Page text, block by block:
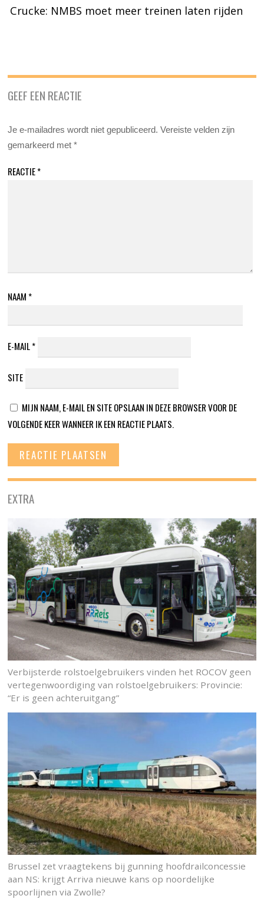
Crucke: NMBS moet meer treinen laten rijden
GEEF EEN REACTIE
Je e-mailadres wordt niet gepubliceerd. Vereiste velden zijn
gemarkeerd met*
REACTIE*
NAAM *
E-MAIL*
SITE
MIJN NAAM, E-MAIL EN SITE OPSLAAN IN DEZE BROWSER VOOR DE
VOLGENDE KEER WANNEER IK EEN REACTIE PLAATS.
EXTRA
Verbijsterde rolstoelgebruikers vinden het ROCOV geen
vertegenwoordiging van rolstoelgebruikers: Provincie:
“Er is geen achteruitgang”
Brussel zet vraagtekens bij gunning hoofdrailconcessie
aan NS: krijgt Arriva nieuwe kans op noordelijke
spoorlijnen via Zwolle?